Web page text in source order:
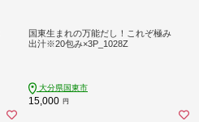
国東生まれの万能だし！これぞ極み
出汁※20包み×3P_1028Z
大分県国東市
15,000 円